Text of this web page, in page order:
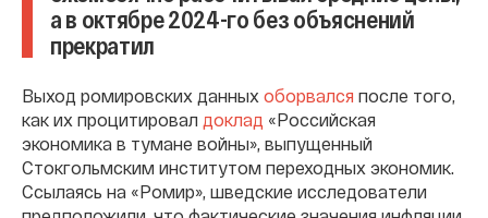
а в октябре 2024-го без объяснений
прекратил
Выход ромировских данных оборвался после того,
как их процитировал доклад «Российская
экономика в тумане войны», выпущенный
Стокгольмским институтом переходных экономик.
Ссылаясь на «Ромир», шведские исследователи